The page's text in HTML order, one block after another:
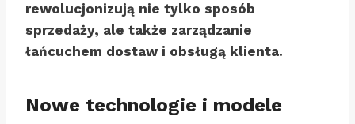
rewolucjonizują nie tylko sposób
sprzedaży, ale także zarządzanie
łańcuchem dostaw i obsługą klienta.
Nowe technologie i modele